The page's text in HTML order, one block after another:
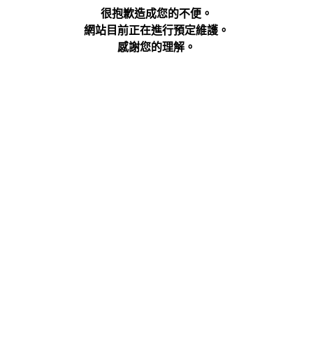
很抱歉造成您的不便。
網站目前正在進行預定維護。
感謝您的理解。